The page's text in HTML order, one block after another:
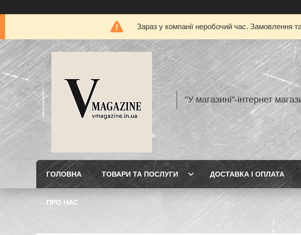
Зараз у компанії неробочий час. Замовлення
"У магазині"-інтернет
ГОЛОВНА ТОВАРИ ТА ПОСЛУГИ ДОСТАВКА І ОПЛАТА
ПРО НАС